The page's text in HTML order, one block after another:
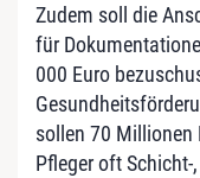
Zudem soll die
für
000 Euro
sollen 70 Millionen
Pfleger oft